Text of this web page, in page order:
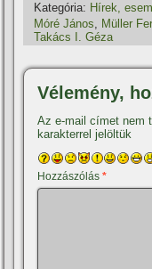
Kategória: Hí­rek,
Móré János
Müller
Takács I. Géza
Vélemény,
Az e-mail címet nem
karakterrel jelöltük
Hozzászólás*